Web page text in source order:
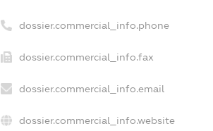
dossier.commercial_info.phone
dossier.commercial_info.fax
dossier.commercial_info.email
dossier.commercial_info.website